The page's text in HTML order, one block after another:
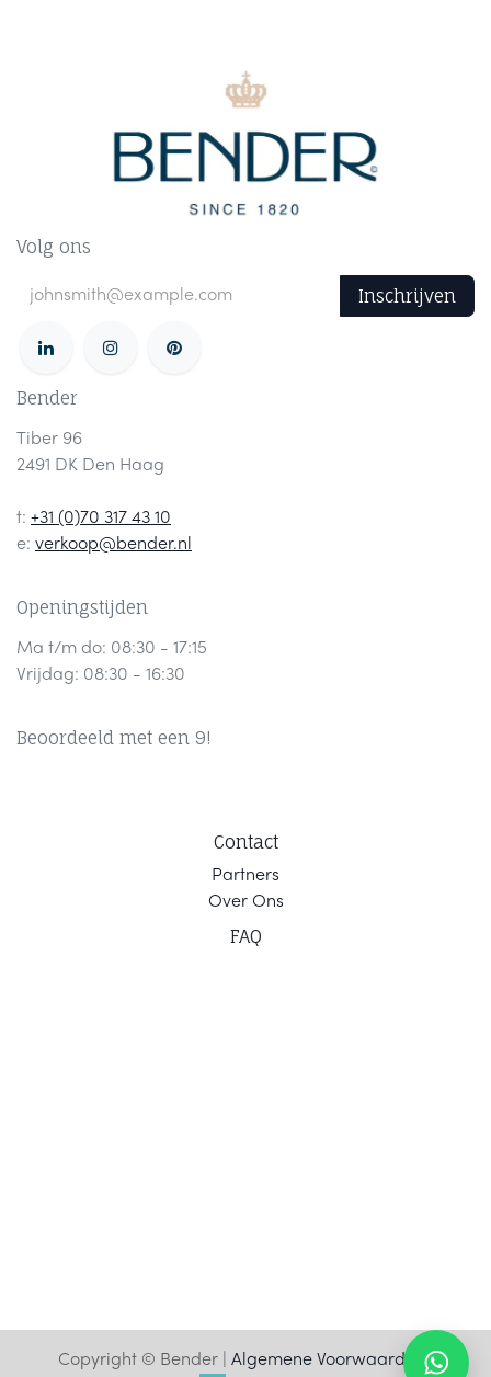
Volg ons
Inschrijven
Bender
Tiber 96
2491 DK Den Haag
t: +31 (0)70 317 43 10
e: verkoop@bender.nl
Openingstijden
Ma t/m do: 08:30 - 17:15
Vrijdag: 08:30 - 16:30
Beoordeeld met een 9!
Contact
Partners
Over Ons
FAQ
Copyright © Bender | Algemene Voorwaarden